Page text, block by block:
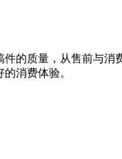
的质量，从售前与
消费体验。